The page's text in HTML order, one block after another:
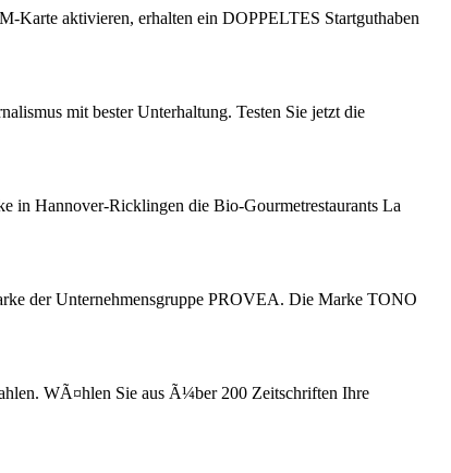
Karte aktivieren, erhalten ein DOPPELTES Startguthaben
mit bester Unterhaltung. Testen Sie jetzt die
in Hannover-Ricklingen die Bio-Gourmetrestaurants La
der Unternehmensgruppe PROVEA. Die Marke TONO
WÃ¤hlen Sie aus Ã¼ber 200 Zeitschriften Ihre